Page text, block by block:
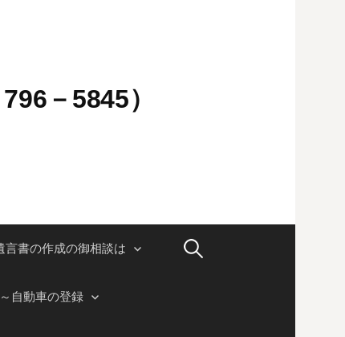
－5845）
言書の作成の御相談は
自動車の登録
検